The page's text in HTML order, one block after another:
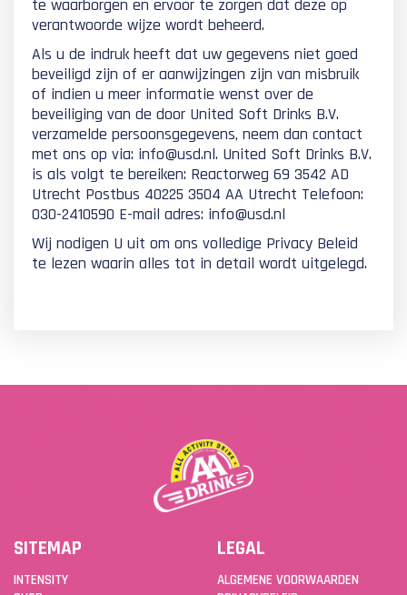
te waarborgen en ervoor te zorgen dat deze op
verantwoorde wijze wordt beheerd.
Als u de indruk heeft dat uw gegevens niet goed
beveiligd zijn of er aanwijzingen zijn van misbruik
of indien u meer informatie wenst over de
beveiliging van de door United Soft Drinks B.V.
verzamelde persoonsgegevens, neem dan contact
met ons op via: info@usd.nl. United Soft Drinks B.V.
is als volgt te bereiken: Reactorweg 69 3542 AD
Utrecht Postbus 40225 3504 AA Utrecht Telefoon:
030-2410590 E-mail adres: info@usd.nl
Wij nodigen U uit om ons volledige Privacy Beleid
te lezen waarin alles tot in detail wordt uitgelegd.
SITEMAP
INTENSITY
LEGAL
ALGEMENE VOORWAARDEN